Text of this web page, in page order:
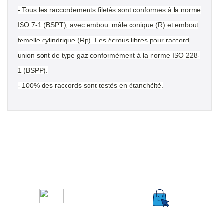
- Tous les raccordements filetés sont conformes à la norme
ISO 7-1 (BSPT), avec embout mâle conique (R) et embout
femelle cylindrique (Rp). Les écrous libres pour raccord
union sont de type gaz conformément à la norme ISO 228-
1 (BSPP).
- 100% des raccords sont testés en étanchéité.